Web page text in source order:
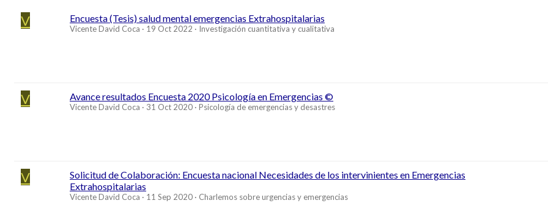
V Encuesta (Tesis) salud mental emergencias Extrahospitalarias
Vicente David Coca 19 Oct 2022 Investigación cuantitativa y cualitativa
V Avance resultados Encuesta 2020 Psicología en Emergencias ©
Vicente David Coca 31 Oct 2020 Psicología de emergencias y desastres
V
Solicitud de Colaboración: Encuesta nacional Necesidades de los intervinientes en Emergencias
Extrahospitalarias
Vicente David Coca 11 Sep 2020 Charlemos sobre urgencias y emergencias